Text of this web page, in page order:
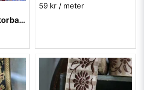
Stuvbit 50cm dekorband i textil Nr 87
59 kr / meter